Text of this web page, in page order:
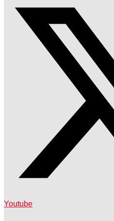
Youtube